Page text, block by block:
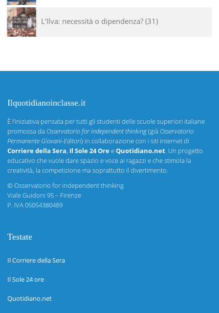
L’Ilva: necessità o dipendenza? 31
Ilquotidianoinclasse.it
È l’iniziativa pensata per tutti gli studenti delle scuole superiori italiane
promossa da Osservatorio for independent thinking(già Osservatorio
Permanente Giovani-Editori) in collaborazione con i siti internet di
Corriere della Sera, Il Sole 24 OreeQuotidiano.net. Un progetto
educativo che vuole dare spazio e voce ai ragazzi e che stimola la
creatività, la competizione ma soprattutto il divertimento.
©Osservatorio for independent thinking
Viale Guidoni 95 – Firenze
P. IVA 05054380489
Testate
Il Corriere della Sera
Il Sole 24 ore
Quotidiano.net